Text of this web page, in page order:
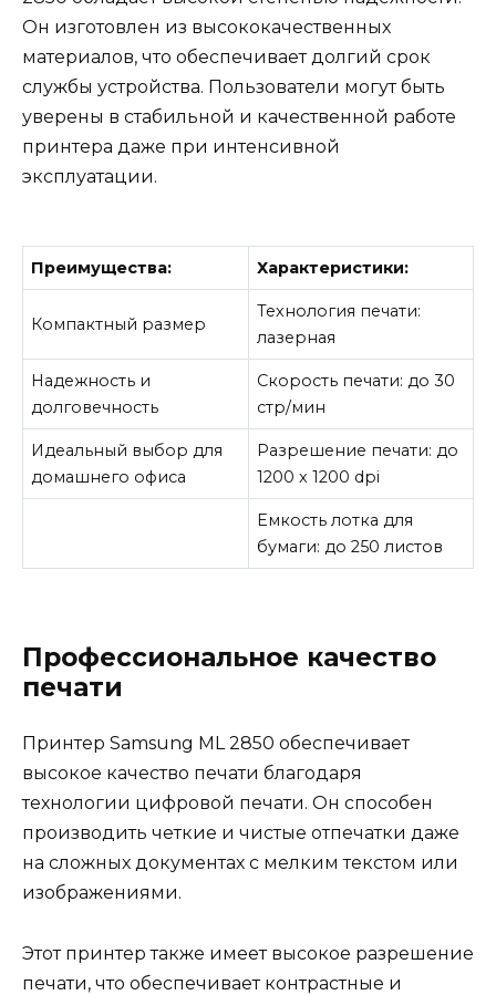
Он изготовлен из высококачественных
материалов, что обеспечивает долгий срок
службы устройства. Пользователи могут быть
уверены в стабильной и качественной работе
принтера даже при интенсивной
эксплуатации.
Преимущества: Характеристики:
Компактный размер
Технология печати:
лазерная
Надежность и
долговечность
Скорость печати: до 30
стр/мин
Идеальный выбор для
домашнего офиса
Разрешение печати: до
1200 x 1200 dpi
Емкость лотка для
бумаги: до 250 листов
Профессиональное качество
печати
Принтер Samsung ML 2850 обеспечивает
высокое качество печати благодаря
технологии цифровой печати. Он способен
производить четкие и чистые отпечатки даже
на сложных документах с мелким текстом или
изображениями.
Этот принтер также имеет высокое разрешение
печати, что обеспечивает контрастные и